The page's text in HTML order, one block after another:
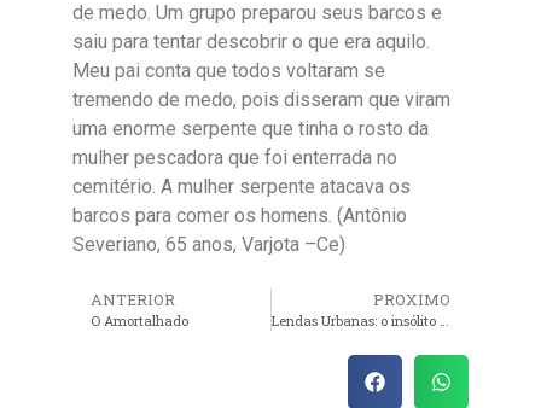
de medo. Um grupo preparou seus barcos e
saiu para tentar descobrir o que era aquilo.
Meu pai conta que todos voltaram se
tremendo de medo, pois disseram que viram
uma enorme serpente que tinha o rosto da
mulher pescadora que foi enterrada no
cemitério. A mulher serpente atacava os
barcos para comer os homens. (Antônio
Severiano, 65 anos, Varjota –Ce)
ANTERIOR
O Amortalhado
PROXIMO
Lendas Urbanas: o insólito nas ruas de Fortaleza